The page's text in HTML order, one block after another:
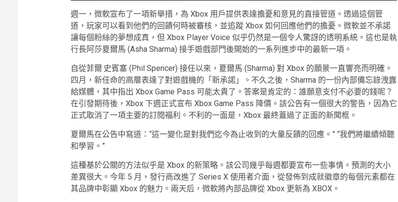
週一，微軟宣布了一項新舉措，為 Xbox 用戶提供表達擔憂和意見的直接管道。透過這個管
道，玩家可以看到他們的回饋何時被審核，並追蹤 Xbox 如何回應他們的擔憂。微軟並不承諾
讓每個粉絲的夢想成真，但 Xbox Player Voice 似乎仍然是一個令人驚訝的透明系統。這也是執
行長阿莎夏爾馬 (Asha Sharma) 接手遊戲部門後開始的一系列進步中的最新一項。
自從菲爾·史賓塞 (Phil Spencer) 接任以來，夏爾馬 (Sharma) 對 Xbox 的願景一直響亮而明確。
四月，新任命的高層表達了對遊戲機的「新承諾」。不久之後，Sharma 的一份內部備忘錄洩露
給媒體，其中指出 Xbox Game Pass 可能太貴了。答案是肯定的：誰願意支付不必要的錢呢？
在引發期待後，Xbox 下週正式宣布 Xbox Game Pass 降價。該公告有一個很大的警告，因為它
正式取消了一項主要的訂閱福利。不利的一面是，Xbox 最終蓋過了正面的新聞框。
夏爾馬在公告中寫道：“這一變化是對我們迄今為止收到的大量反饋的回應。” “我們將繼續傾聽
和學習。”
這種基於公關的方法似乎是 Xbox 的新策略。該公司幾乎每週都要宣布一些事情。預測的大小
差異很大。今年 5 月，發行商改進了 Series X 使用者介面，從發佈到成就徽章的每個元素都在
其品牌中彰顯 Xbox 的魅力。兩天后，微軟將內部品牌從 Xbox 更新為 XBOX。